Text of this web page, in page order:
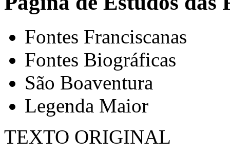
Fontes Franciscanas
Fontes Biográficas
São Boaventura
Legenda Maior
TEXTO ORIGINAL